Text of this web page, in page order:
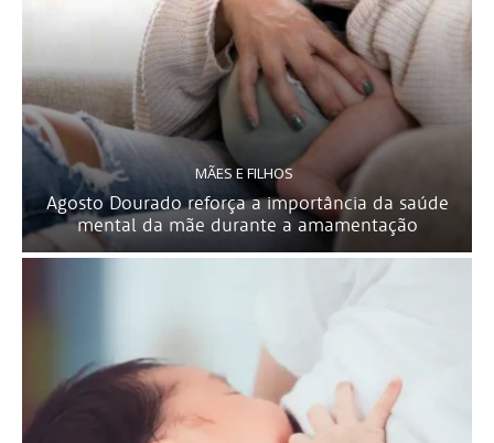
MÃES E FILHOS
Agosto Dourado reforça a importância da saúde
mental da mãe durante a amamentação